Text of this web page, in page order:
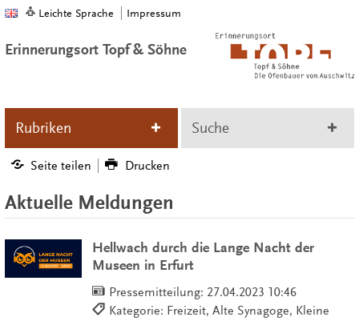
Leichte Sprache Impressum
Erinnerungsort Topf & Söhne
Rubriken Suche
Seite teilen Drucken
Aktuelle Meldungen
Hellwach durch die Lange Nacht der
Museen in Erfurt
Pressemitteilung: 27.04.2023 10:46
Kategorie: Freizeit, Alte Synagoge, Kleine